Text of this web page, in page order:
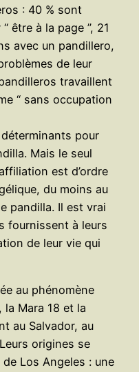
: 40 % sont
être à la page ”, 21
avec un pandillero,
de leur
travaillent
“ sans occupation
pour
Mais le seul
est d’ordre
du moins au
pandilla. Il est vrai
fournissent à leurs
de leur vie qui
au phénomène
la Mara 18 et la
au Salvador, au
origines se
Los Angeles : une